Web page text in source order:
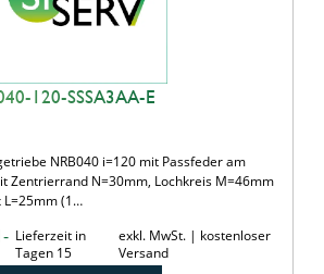
120-SSSA3AA-E
NRB040 i=120 mit Passfeder am
Zentrierrand N=30mm, Lochkreis M=46mm
L=25mm (1…
Lieferzeit in
Tagen 15
exkl. MwSt. | kostenloser
Versand